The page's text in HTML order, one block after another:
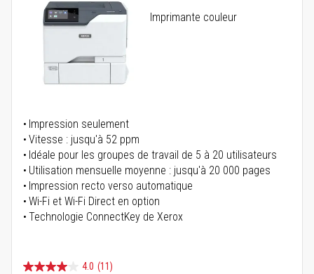
Imprimante couleur
Impression seulement
Vitesse : jusqu'à 52 ppm
Idéale pour les groupes de travail de 5 à 20 utilisateurs
Utilisation mensuelle moyenne : jusqu'à 20 000 pages
Impression recto verso automatique
Wi-Fi et Wi-Fi Direct en option
Technologie ConnectKey de Xerox
4.0 (11)